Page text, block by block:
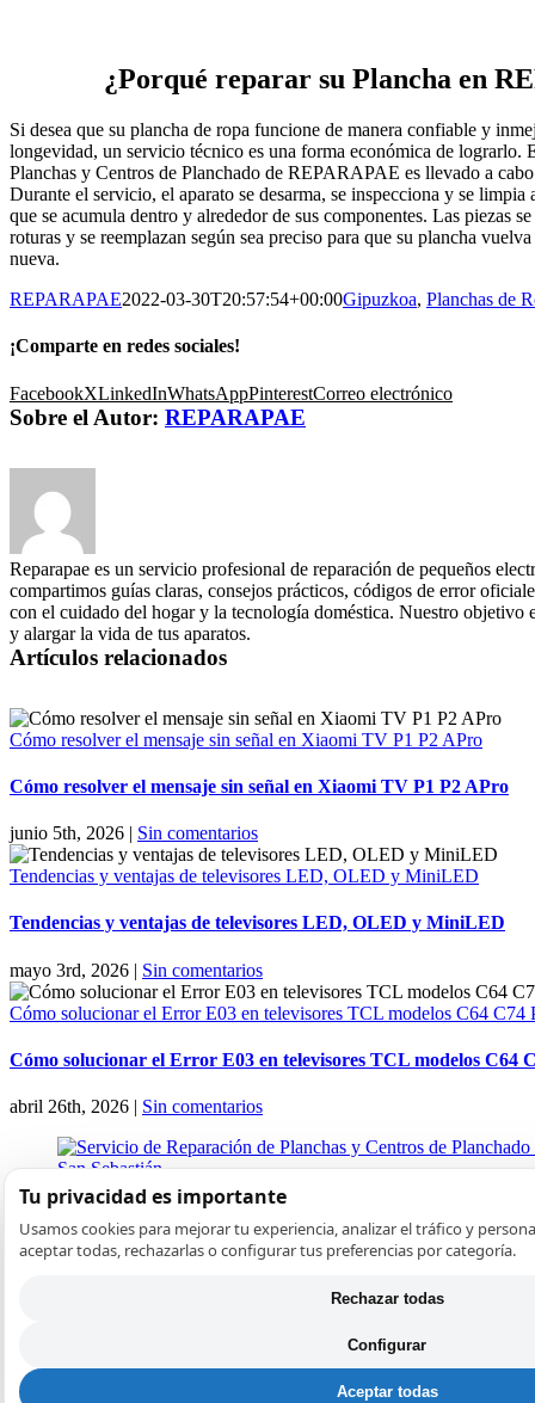
¿Porqué reparar su Plancha en
Si desea que su plancha de ropa funcione de manera confiable y
longevidad, un servicio técnico es una forma económica de lograrlo.
Planchas y Centros de Planchado de REPARAPAE es llevado a
Durante el servicio, el aparato se desarma, se inspecciona y se
que se acumula dentro y alrededor de sus componentes. Las piezas
roturas y se reemplazan según sea preciso para que su plancha
nueva.
REPARAPAE2022-03-30T20:57:54+00:00Gipuzkoa, Planchas de
¡Comparte en redes sociales!
FacebookXLinkedInWhatsAppPinterestCorreo electrónico
Sobre el Autor: REPARAPAE
Reparapae es un servicio profesional de reparación de pequeños
compartimos guías claras, consejos prácticos, códigos de error
con el cuidado del hogar y la tecnología doméstica. Nuestro objetivo
y alargar la vida de tus aparatos.
Artículos relacionados
Cómo resolver el mensaje sin señal en Xiaomi TV P1 P2 APro
Cómo resolver el mensaje sin señal en Xiaomi TV P1 P2 APro
junio 5th, 2026 | Sin comentarios
Tendencias y ventajas de televisores LED, OLED y MiniLED
Tendencias y ventajas de televisores LED, OLED y MiniLED
mayo 3rd, 2026 | Sin comentarios
Cómo solucionar el Error E03 en televisores TCL modelos C64 C74
Cómo solucionar el Error E03 en televisores TCL modelos C64
abril 26th, 2026 | Sin comentarios
Popular
Tu privacidad es importante
Usamos cookies para mejorar tu experiencia, analizar el tráfico y
aceptar todas, rechazarlas o configurar tus preferencias por categoría.
Rechazar todas
Configurar
Aceptar todas